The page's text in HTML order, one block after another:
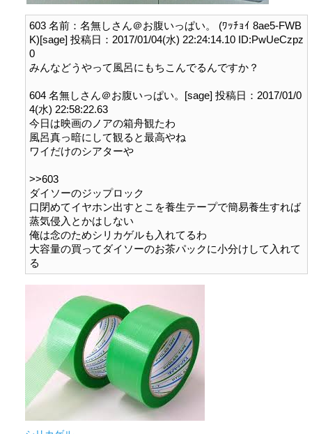
603 名前：名無しさん＠お腹いっぱい。 (ﾜｯﾁｮｲ 8ae5-FWB
K)[sage] 投稿日：2017/01/04(水) 22:24:14.10 ID:PwUeCzpz
0
みんなどうやって風呂にもちこんでるんですか？
604 名無しさん＠お腹いっぱい。[sage] 投稿日：2017/01/0
4(水) 22:58:22.63
今日は映画のノアの箱舟観たわ
風呂真っ暗にして観ると最高やね
ワイだけのシアターや
>>603
ダイソーのジップロック
口閉めてイヤホン出すとこを養生テープで簡易養生すれば
蒸気侵入とかはしない
俺は念のためシリカゲルも入れてるわ
大容量の買ってダイソーのお茶パックに小分けして入れて